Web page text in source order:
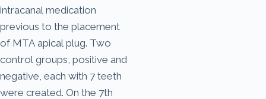
intracanal medication
previous to the placement
of MTA apical plug. Two
control groups, positive and
negative, each with 7 teeth
were created. On the 7th